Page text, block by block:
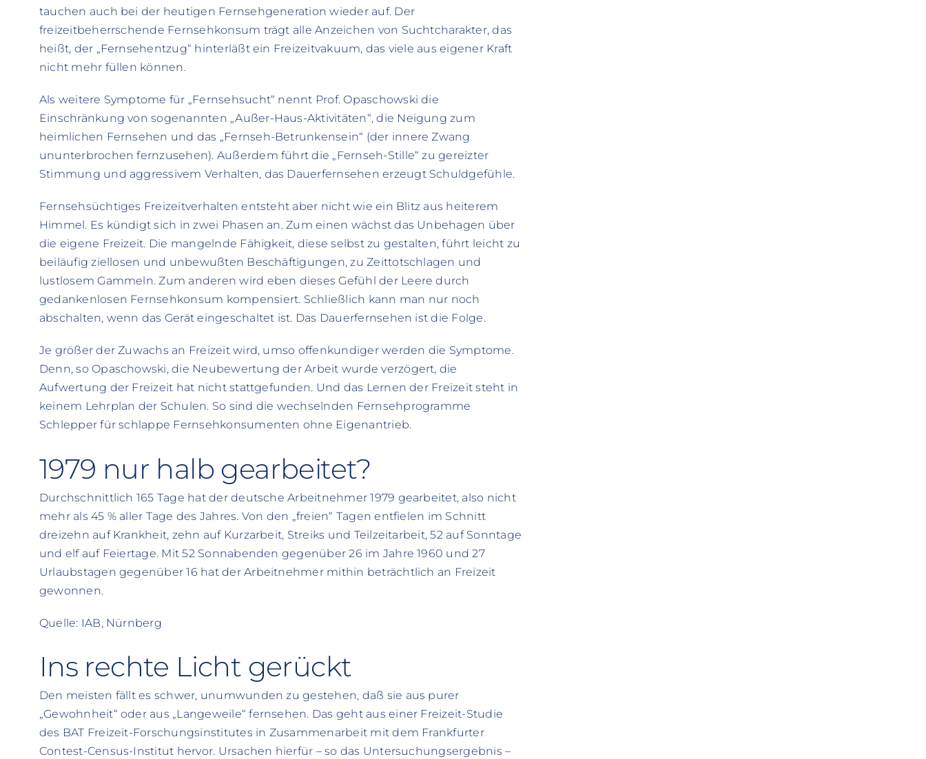
tauchen auch bei der heutigen Fernsehgeneration wieder auf. Der
freizeitbeherrschende Fernsehkonsum trägt alle Anzeichen von Suchtcharakter, das
heißt, der „Fernsehentzug“ hinterläßt ein Freizeitvakuum, das viele aus eigener Kraft
nicht mehr füllen können.
Als weitere Symptome für „Fernsehsucht“ nennt Prof. Opaschowski die
Einschränkung von sogenannten „Außer-Haus-Aktivitäten“, die Neigung zum
heimlichen Fernsehen und das „Fernseh-Betrunkensein“ (der innere Zwang
ununterbrochen fernzusehen). Außerdem führt die „Fernseh-Stille“ zu gereizter
Stimmung und aggressivem Verhalten, das Dauerfernsehen erzeugt Schuldgefühle.
Fernsehsüchtiges Freizeitverhalten entsteht aber nicht wie ein Blitz aus heiterem
Himmel. Es kündigt sich in zwei Phasen an. Zum einen wächst das Unbehagen über
die eigene Freizeit. Die mangelnde Fähigkeit, diese selbst zu gestalten, führt leicht zu
beiläufig ziellosen und unbewußten Beschäftigungen, zu Zeittotschlagen und
lustlosem Gammeln. Zum anderen wird eben dieses Gefühl der Leere durch
gedankenlosen Fernsehkonsum kompensiert. Schließlich kann man nur noch
abschalten, wenn das Gerät eingeschaltet ist. Das Dauerfernsehen ist die Folge.
Je größer der Zuwachs an Freizeit wird, umso offenkundiger werden die Symptome.
Denn, so Opaschowski, die Neubewertung der Arbeit wurde verzögert, die
Aufwertung der Freizeit hat nicht stattgefunden. Und das Lernen der Freizeit steht in
keinem Lehrplan der Schulen. So sind die wechselnden Fernsehprogramme
Schlepper für schlappe Fernsehkonsumenten ohne Eigenantrieb.
1979 nur halb gearbeitet?
Durchschnittlich 165 Tage hat der deutsche Arbeitnehmer 1979 gearbeitet, also nicht
mehr als 45 % aller Tage des Jahres. Von den „freien“ Tagen entfielen im Schnitt
dreizehn auf Krankheit, zehn auf Kurzarbeit, Streiks und Teilzeitarbeit, 52 auf Sonntage
und elf auf Feiertage. Mit 52 Sonnabenden gegenüber 26 im Jahre 1960 und 27
Urlaubstagen gegenüber 16 hat der Arbeitnehmer mithin beträchtlich an Freizeit
gewonnen.
Quelle: IAB, Nürnberg
Ins rechte Licht gerückt
Den meisten fällt es schwer, unumwunden zu gestehen, daß sie aus purer
„Gewohnheit“ oder aus „Langeweile“ fernsehen. Das geht aus einer Freizeit-Studie
des BAT Freizeit-Forschungsinstitutes in Zusammenarbeit mit dem Frankfurter
Contest-Census-Institut hervor. Ursachen hierfür – so das Untersuchungsergebnis –